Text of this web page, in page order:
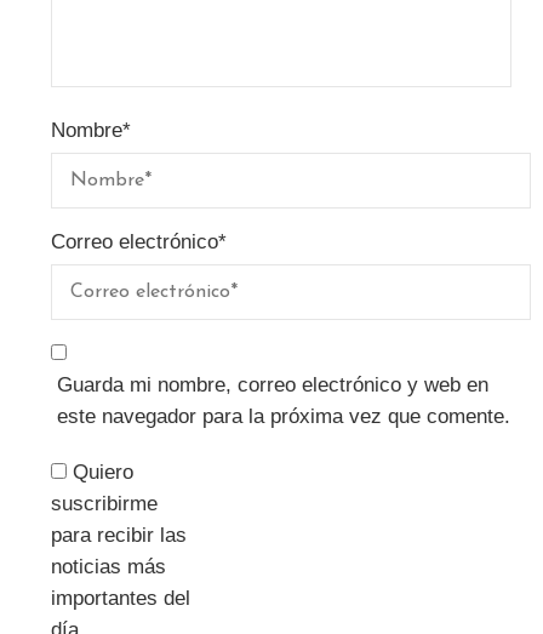
Nombre*
Correo electrónico*
Guarda mi nombre, correo electrónico y web en
este navegador para la próxima vez que comente.
Quiero
suscribirme
para recibir las
noticias más
importantes del